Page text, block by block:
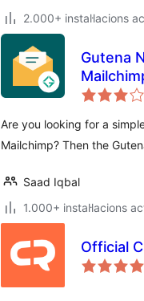
2.000+ instal·lacions
Gutena
Are you looking for a
Mailchimp? Then the
Saad Iqbal
1.000+ instal·lacions
Official